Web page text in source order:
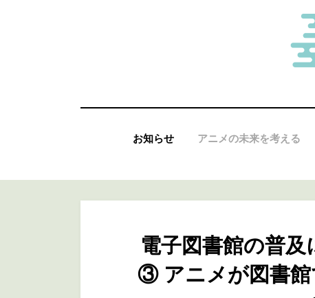
お知らせ アニメの未来を考える
電子図書館の普
③ アニメが図書館